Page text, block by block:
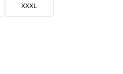
XXXL
歩行や陳列した商品の邪
歩行や陳列した商品の邪